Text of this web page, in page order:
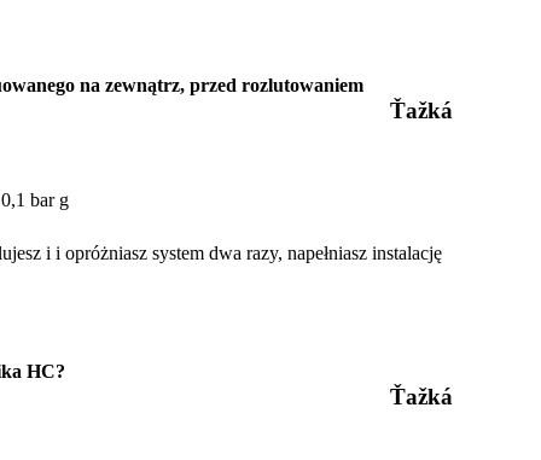
Ťažká
na zewnątrz, przed rozlutowaniem
bar g
i i opróżniasz system dwa razy, napełniasz instalację
Ťažká
HC?